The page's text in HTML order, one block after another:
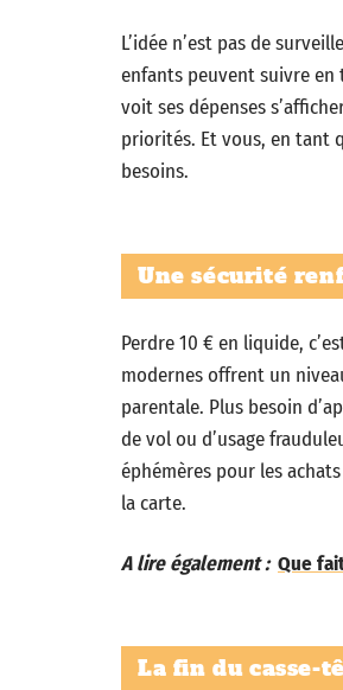
L’idée n’est pas de
enfants peuvent suivre en
voit ses dépenses
priorités. Et vous, en tant
besoins.
Une sécurité
Perdre 10 € en liquide,
modernes offrent un
parentale. Plus besoin
de vol ou d’usage
éphémères pour les
la carte.
A lire également : Que
La fin du casse-